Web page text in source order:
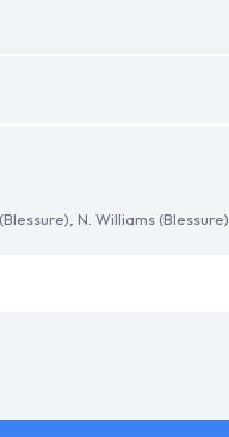
N. Williams (Blessure)